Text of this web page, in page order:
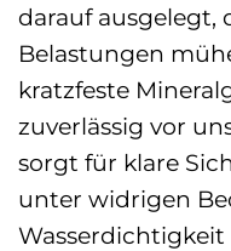
darauf ausgelegt,
Belastungen
kratzfeste
zuverlässig vor
sorgt für klare
unter widrigen